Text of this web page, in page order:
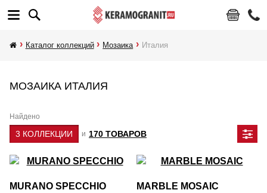
Каталог коллекций Мозаика Италия
МОЗАИКА ИТАЛИЯ
Найдено
3 КОЛЛЕКЦИИ и 170 ТОВАРОВ
MURANO SPECCHIO
MARBLE MOSAIC